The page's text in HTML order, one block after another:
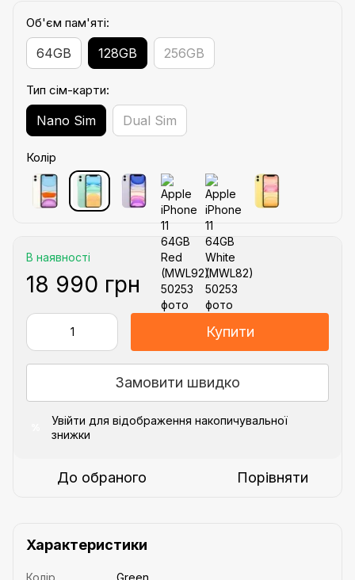
Об'єм пам'яті:
64GB 128GB 256GB
Тип сім-карти:
Nano Sim Dual Sim
Колір
В наявності
18 990 грн
Купити
Замовити швидко
Увійти для відображення накопичувальної
знижки
До обраного Порівняти
Характеристики
Колір
Green